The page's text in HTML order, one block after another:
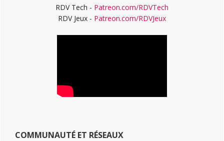
RDV Tech - Patreon.com/RDVTech
RDV Jeux - Patreon.com/RDVJeux
COMMUNAUTÉ ET RÉSEAUX